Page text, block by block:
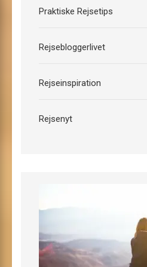
Praktiske Rejsetips
Rejsebloggerlivet
Rejseinspiration
Rejsenyt